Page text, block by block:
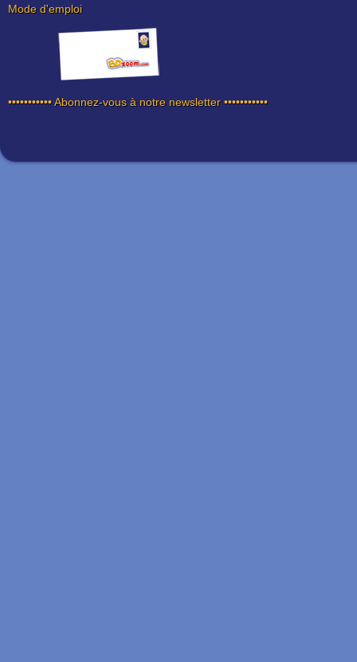
Mode d'emploi
••••••••••• Abonnez-vous à notre newsletter •••••••••••